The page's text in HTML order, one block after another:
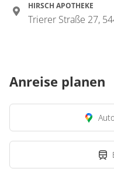
HIRSCH APOTHEKE
Trierer Straße 27,
Anreise planen